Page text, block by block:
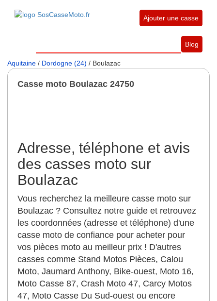
Ajouter une casse
Blog
Aquitaine / Dordogne (24) / Boulazac
Casse moto Boulazac 24750
Adresse, téléphone et avis
des casses moto sur
Boulazac
Vous recherchez la meilleure casse moto sur
Boulazac ? Consultez notre guide et retrouvez
les coordonnées (adresse et téléphone) d'une
casse moto de confiance pour acheter pour
vos pièces moto au meilleur prix ! D'autres
casses comme Stand Motos Pièces, Calou
Moto, Jaumard Anthony, Bike-ouest, Moto 16,
Moto Casse 87, Crash Moto 47, Carcy Motos
47, Moto Casse Du Sud-ouest ou encore